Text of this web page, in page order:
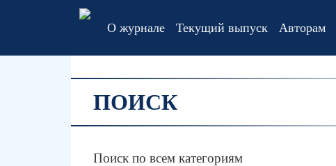
О журнале Текущий выпуск Авторам
ПОИСК
Поиск по всем категориям